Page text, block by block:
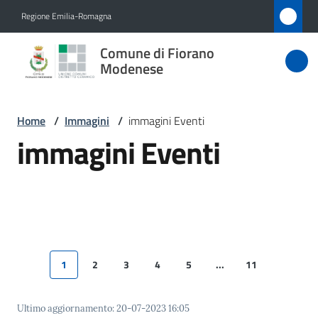
Regione Emilia-Romagna
Comune di Fiorano
Modenese
Comune
di Fiorano
Amministrazione
Modenese
Home / Immagini / immagini Eventi
immagini Eventi
Pagina precedente
Pagina
1 Pagina
2 Pagina
3 Pagina
4 Pagina
5 ...Pagina successiva
Pagina
11
Ultimo aggiornamento:20-07-2023 16:05